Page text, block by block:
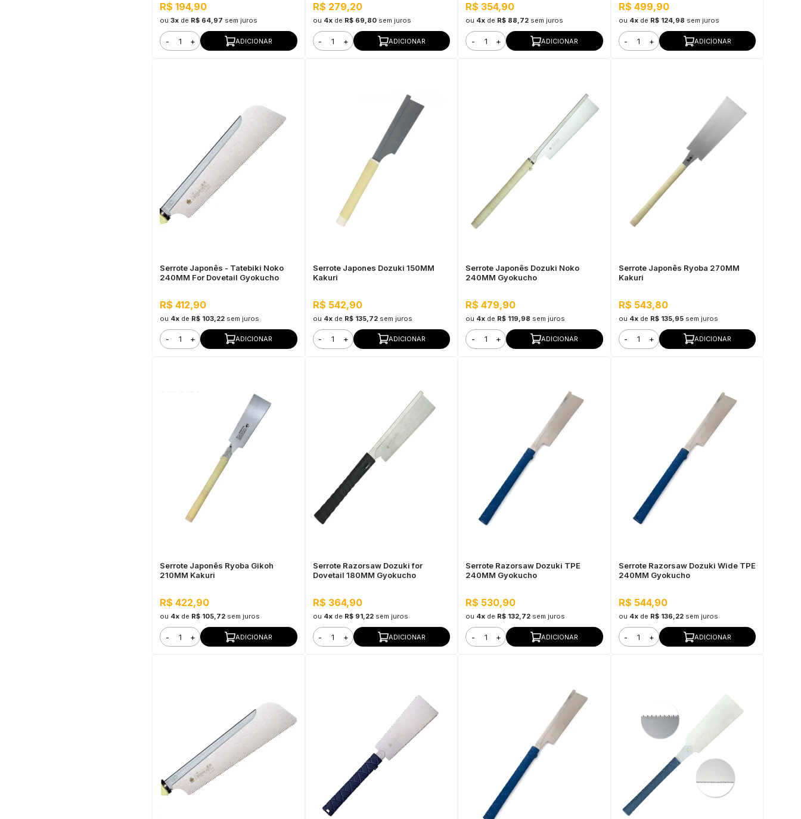
R$ 194,90
ou 3x de R$ 64,97 sem juros
- + ADICIONAR
R$ 279,20
ou 4xde R$ 69,80 sem juros
- + ADICIONAR
R$ 354,90
ou 4x de R$ 88,72 sem juros
- + ADICIONAR
R$ 499,90
ou 4xde R$ 124,98 sem juros
- + ADICIONAR
Serrote Japonês - Tatebiki Noko
240MM For Dovetail Gyokucho
R$ 412,90
ou 4x de R$ 103,22 sem juros
- + ADICIONAR
Serrote Japones Dozuki 150MM
Kakuri
R$ 542,90
ou 4xde R$ 135,72 sem juros
- + ADICIONAR
Serrote Japonês Dozuki Noko
240MM Gyokucho
R$ 479,90
ou 4x de R$ 119,98 sem juros
- + ADICIONAR
Serrote Japonês Ryoba 270MM
Kakuri
R$ 543,80
ou 4xde R$ 135,95 sem juros
- + ADICIONAR
Serrote Japonês Ryoba Gikoh
210MM Kakuri
R$ 422,90
ou 4x de R$ 105,72 sem juros
- + ADICIONAR
Serrote Razorsaw Dozuki for
Dovetail 180MM Gyokucho
R$ 364,90
ou 4xde R$ 91,22 sem juros
- + ADICIONAR
Serrote Razorsaw Dozuki TPE
240MM Gyokucho
R$ 530,90
ou 4x de R$ 132,72 sem juros
- + ADICIONAR
Serrote Razorsaw Dozuki Wide TPE
240MM Gyokucho
R$ 544,90
ou 4xde R$ 136,22 sem juros
- + ADICIONAR